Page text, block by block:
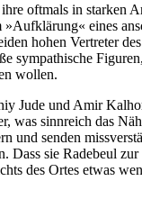
oftmals in starken
eines
hohen Vertreter
sympathische
wollen.
Jude und Amir
was sinnreich das
senden
sie Radebeul
des Ortes etwas